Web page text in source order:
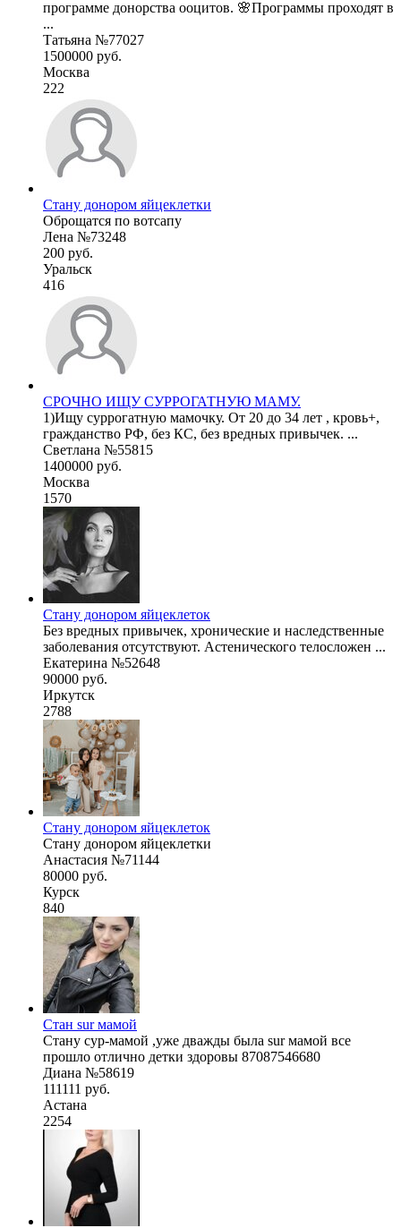
программе донорства ооцитов. 🌸Программы проходят в
...
Татьяна №77027
1500000 руб.
Москва
222
Стану донором яйцеклетки
Оброщатся по вотсапу
Лена №73248
200 руб.
Уральск
416
СРОЧНО ИЩУ СУРРОГАТНУЮ МАМУ.
1)Ищу суррогатную мамочку. От 20 до 34 лет , кровь+,
гражданство РФ, без КС, без вредных привычек. ...
Светлана №55815
1400000 руб.
Москва
1570
Стану донором яйцеклеток
Без вредных привычек, хронические и наследственные
заболевания отсутствуют. Астенического телосложен ...
Екатерина №52648
90000 руб.
Иркутск
2788
Стану донором яйцеклеток
Стану донором яйцеклетки
Анастасия №71144
80000 руб.
Курск
840
Стан sur мамой
Стану сур-мамой ,уже дважды была sur мамой все
прошло отлично детки здоровы 87087546680
Диана №58619
111111 руб.
Астана
2254